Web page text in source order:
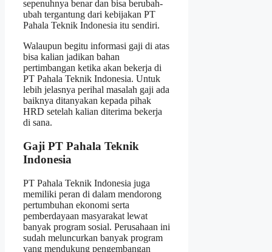
sepenuhnya benar dan bisa berubah-
ubah tergantung dari kebijakan PT
Pahala Teknik Indonesia itu sendiri.
Walaupun begitu informasi gaji di atas
bisa kalian jadikan bahan
pertimbangan ketika akan bekerja di
PT Pahala Teknik Indonesia. Untuk
lebih jelasnya perihal masalah gaji ada
baiknya ditanyakan kepada pihak
HRD setelah kalian diterima bekerja
di sana.
Gaji PT Pahala Teknik
Indonesia
PT Pahala Teknik Indonesia juga
memiliki peran di dalam mendorong
pertumbuhan ekonomi serta
pemberdayaan masyarakat lewat
banyak program sosial. Perusahaan ini
sudah meluncurkan banyak program
yang mendukung pengembangan